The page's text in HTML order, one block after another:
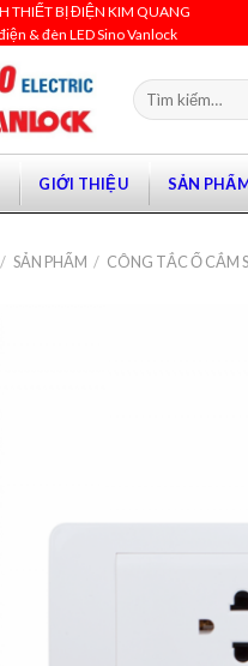
THIẾT BỊ ĐIỆN KIM QUANG
& đèn LED Sino Vanlock
Tìm
kiếm:
GIỚI THIỆU SẢN
/ SẢN PHẨM / CÔNG TẮC Ổ CẮM